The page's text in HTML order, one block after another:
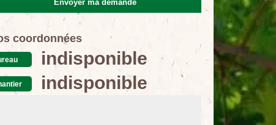
coordonnées
indisponible
indisponible